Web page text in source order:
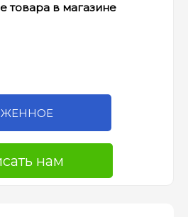
товара в магазине
нам